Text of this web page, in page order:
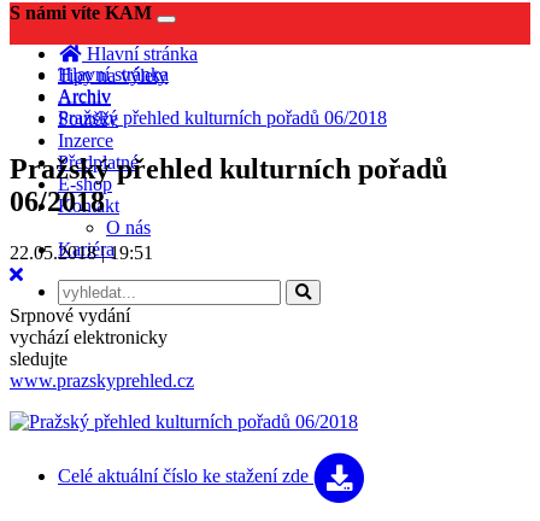
S námi víte KAM
Toggle
navigation
Hlavní stránka
Tipy na výlety
Archiv
Soutěže
Inzerce
Předplatné
E-shop
Kontakt
O nás
Kariéra
Hlavní stránka
Archiv
Pražský přehled kulturních pořadů 06/2018
Pražský přehled kulturních pořadů
06/2018
22.05.2018 | 19:51
Srpnové vydání
vychází elektronicky
sledujte
www.prazskyprehled.cz
Celé aktuální číslo ke stažení zde